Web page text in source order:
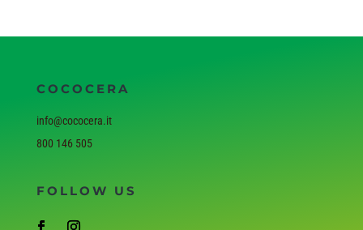
COCOCERA
info@cococera.it
800 146 505
FOLLOW US